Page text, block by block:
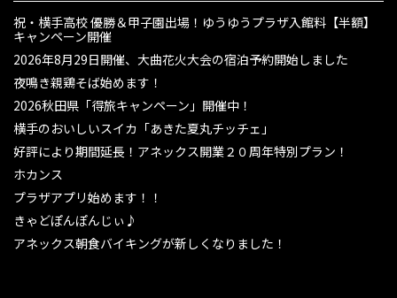
祝・横手高校 優勝＆甲子園出場！ゆうゆうプラザ入館料【半額】
キャンペーン開催
2026年8月29日開催、大曲花火大会の宿泊予約開始しました
夜鳴き親鶏そば始めます！
2026秋田県「得旅キャンペーン」開催中！
横手のおいしいスイカ「あきた夏丸チッチェ」
好評により期間延長！アネックス開業２０周年特別プラン！
ホカンス
プラザアプリ始めます！！
きゃどぽんぽんじぃ♪
アネックス朝食バイキングが新しくなりました！